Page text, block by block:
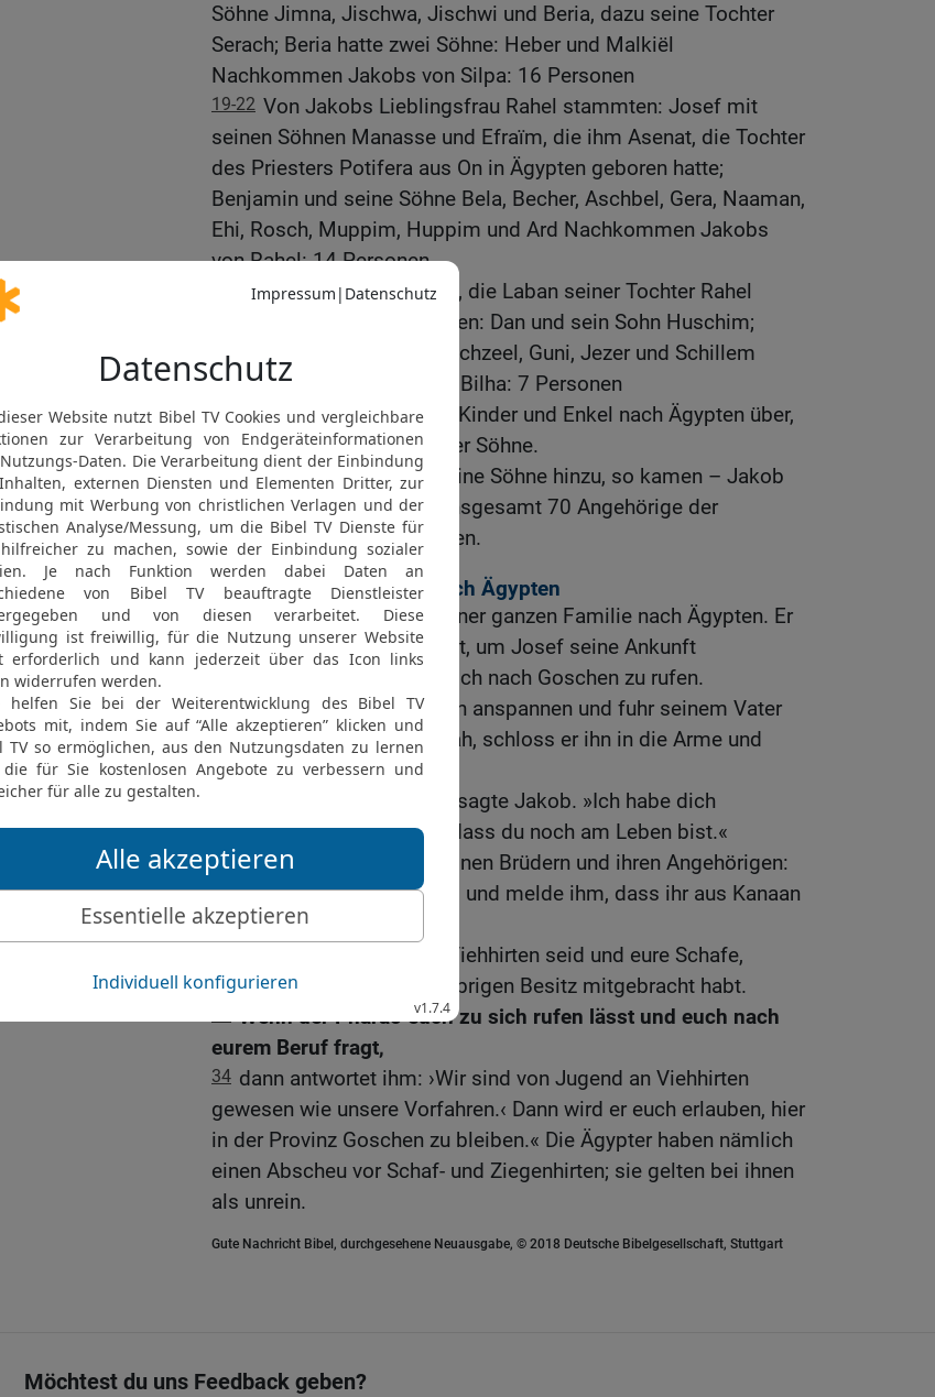
Söhne Jimna, Jischwa, Jischwi und Beria, dazu seine Tochter
Serach; Beria hatte zwei Söhne: Heber und Malkiël
Nachkommen Jakobs von Silpa: 16 Personen
19-22 Von Jakobs Lieblingsfrau Rahel stammten: Josef mit
seinen Söhnen Manasse und Efraïm, die ihm Asenat, die Tochter
des Priesters Potifera aus On in Ägypten geboren hatte;
Benjamin und seine Söhne Bela, Becher, Aschbel, Gera, Naaman,
Ehi, Rosch, Muppim, Huppim und Ard Nachkommen Jakobs
von Rahel: 14 Personen
23-25 Von der Sklavin Bilha, die Laban seiner Tochter Rahel
mitgegeben hatte, stammten: Dan und sein Sohn Huschim;
Naftali und seine Söhne Jachzeel, Guni, Jezer und Schillem
Nachkommen Jakobs von Bilha: 7 Personen
26 Mit Jakob siedelten 66 Kinder und Enkel nach Ägypten über,
dazu noch die Frauen seiner Söhne.
Zählt man Josef und seine Söhne hinzu, so kamen – Jakob
selbst eingeschlossen – insgesamt 70 Angehörige der
Jakobsfamilie nach Ägypten.
Jakobs Familie kommt nach Ägypten
28 Jakob kam also mit seiner ganzen Familie nach Ägypten. Er
hatte Juda vorausgeschickt, um Josef seine Ankunft
anzukündigen und ihn zu sich nach Goschen zu rufen.
29 Josef ließ seinen Wagen anspannen und fuhr seinem Vater
entgegen. Als Jakob ihn sah, schloss er ihn in die Arme und
weinte lange.
»Jetzt sterbe ich gern«, sagte Jakob. »Ich habe dich
wiedergesehen und weiß, dass du noch am Leben bist.«
31 Dann sagte Josef zu seinen Brüdern und ihren Angehörigen:
»Ich gehe jetzt zum Pharao und melde ihm, dass ihr aus Kanaan
zu mir gekommen seid.
Ich sage ihm, dass ihr Viehhirten seid und eure Schafe,
Ziegen, Rinder und euren übrigen Besitz mitgebracht habt.
Wenn der Pharao euch zu sich rufen lässt und euch nach
eurem Beruf fragt,
34 dann antwortet ihm: ›Wir sind von Jugend an Viehhirten
gewesen wie unsere Vorfahren.‹ Dann wird er euch erlauben, hier
in der Provinz Goschen zu bleiben.« Die Ägypter haben nämlich
einen Abscheu vor Schaf- und Ziegenhirten; sie gelten bei ihnen
als unrein.
Gute Nachricht Bibel, durchgesehene Neuausgabe, © 2018 Deutsche Bibelgesellschaft, Stuttgart
Möchtest du uns Feedback geben?